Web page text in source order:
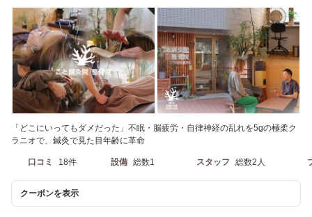
「どこにいってもダメだった」不眠・脳疲労・自律神経の乱れを5gの極柔ク
ラニオで、鍼灸で見た目年齢に革命
口コミ 18件 設備 総数1 スタッフ 総数2人
クーポンを表示